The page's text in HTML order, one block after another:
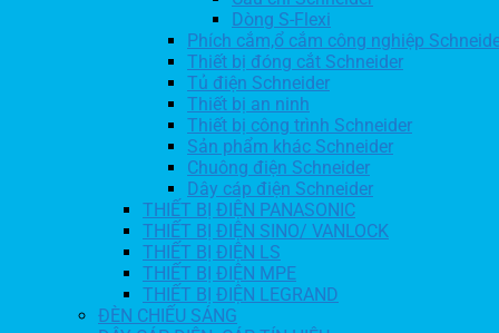
Dòng S-Flexi
Phích cắm,ổ cắm công nghiệp
Thiết bị đóng cắt Schneider
Tủ điện Schneider
Thiết bị an ninh
Thiết bị công trình Schneider
Sản phẩm khác Schneider
Chuông điện Schneider
Dây cáp điện Schneider
THIẾT BỊ ĐIỆN PANASONIC
THIẾT BỊ ĐIỆN SINO/ VANLOCK
THIẾT BỊ ĐIỆN LS
THIẾT BỊ ĐIỆN MPE
THIẾT BỊ ĐIỆN LEGRAND
ĐÈN CHIẾU SÁNG